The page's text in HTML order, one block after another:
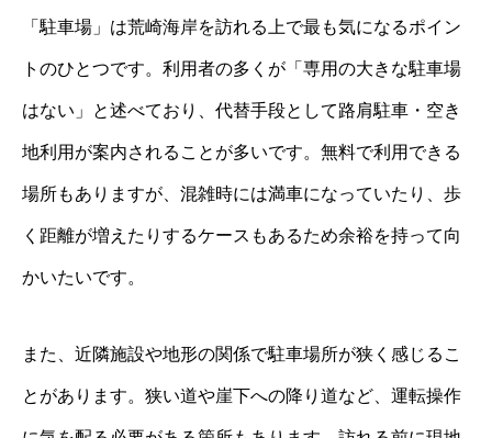
「駐車場」は荒崎海岸を訪れる上で最も気になるポイン
トのひとつです。利用者の多くが「専用の大きな駐車場
はない」と述べており、代替手段として路肩駐車・空き
地利用が案内されることが多いです。無料で利用できる
場所もありますが、混雑時には満車になっていたり、歩
く距離が増えたりするケースもあるため余裕を持って向
かいたいです。
また、近隣施設や地形の関係で駐車場所が狭く感じるこ
とがあります。狭い道や崖下への降り道など、運転操作